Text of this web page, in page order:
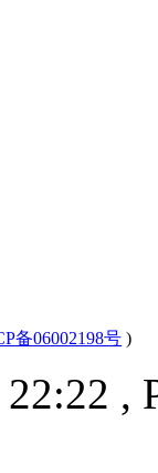
备06002198号 )
,